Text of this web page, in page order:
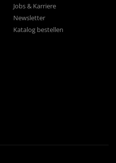
Jobs & Karriere
Newsletter
Katalog bestellen